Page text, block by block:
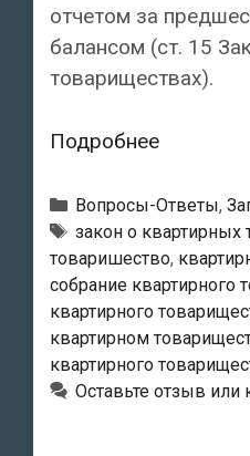
отчетом за
балансом (ст. 15
товариществах).
ПодробнееКаким
член
может
получить
отчёт
Рубрики
Вопросы-Ответы,
Метки
закон о квартирных
товаришество,
собрание квартирного
квартирного
квартирном
квартирного
Оставьте отзыв или